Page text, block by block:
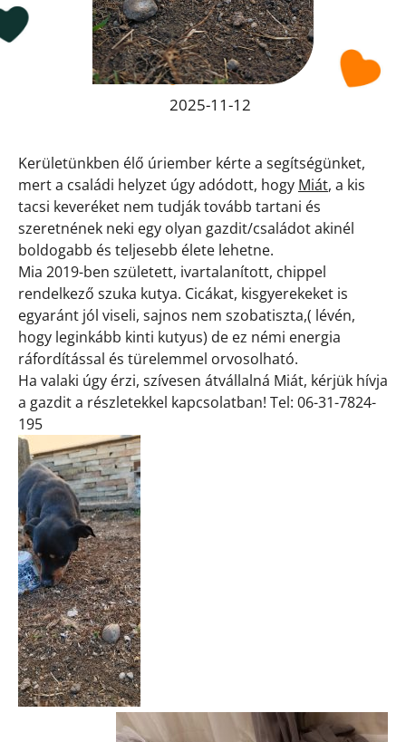
2025-11-12
Kerületünkben élő úriember kérte a segítségünket,
mert a családi helyzet úgy adódott, hogy Miát, a kis
tacsi keveréket nem tudják tovább tartani és
szeretnének neki egy olyan gazdit/családot akinél
boldogabb és teljesebb élete lehetne.
Mia 2019-ben született, ivartalanított, chippel
rendelkező szuka kutya. Cicákat, kisgyerekeket is
egyaránt jól viseli, sajnos nem szobatiszta,( lévén,
hogy leginkább kinti kutyus) de ez némi energia
ráfordítással és türelemmel orvosolható.
Ha valaki úgy érzi, szívesen átvállalná Miát, kérjük hívja
a gazdit a részletekkel kapcsolatban! Tel: 06-31-7824-
195